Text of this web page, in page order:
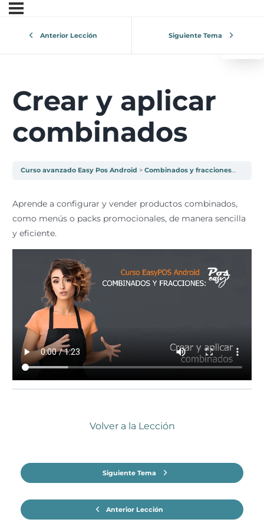
Anterior Lección Siguiente Tema
Crear y aplicar
combinados
Curso avanzado Easy Pos Android Combinados y fracciones
Aprende a configurar y vender productos combinados,
como menús o packs promocionales, de manera sencilla
y eficiente.
Anterior Lección
Volver a la Lección
Siguiente Tema